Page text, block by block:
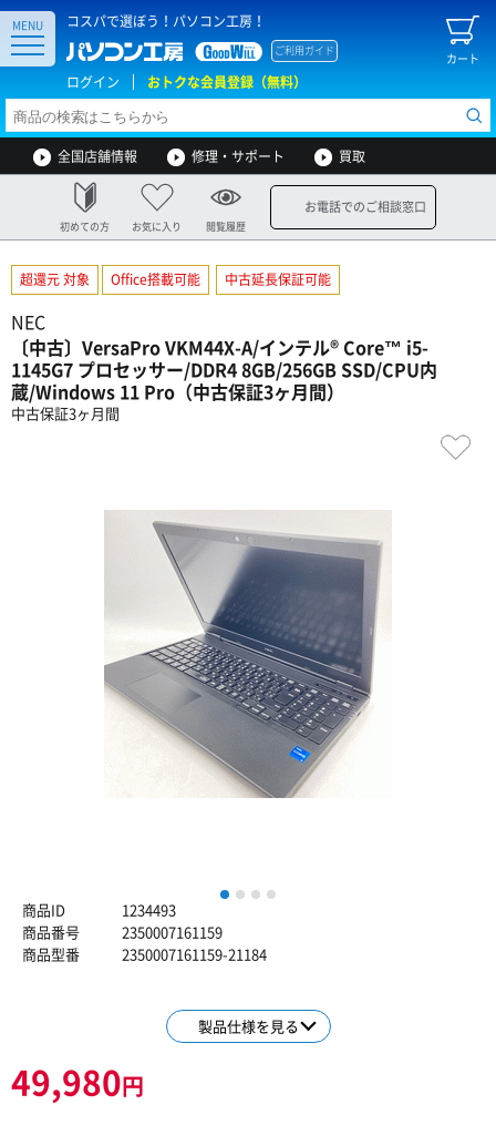
コスパで選ぼう！パソコン工房！
カート
ご利用ガイド
ログイン おトクな会員登録（無料）
MENU
全国店舗情報 修理・サポート 買取
初めての方 お気に入り 閲覧履歴
お電話でのご相談窓口
超還元 対象 Office搭載可能 中古延長保証可能
NEC
〔中古〕VersaPro VKM44X-A/インテル® Core™ i5-
1145G7 プロセッサー/DDR4 8GB/256GB SSD/CPU内
蔵/Windows 11 Pro（中古保証3ヶ月間）
中古保証3ヶ月間
1 2 3
商品ID
1234493
商品番号
2350007161159
商品型番
2350007161159-21184
製品仕様を見る
49,980円